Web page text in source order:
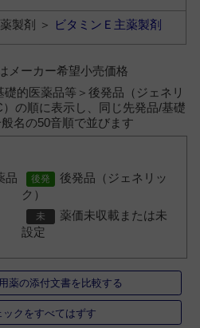
製剤 ＞ ビタミンＥ主薬製剤
メーカー希望小売価格
的医薬品等＞後発品（ジェネリ
の順に表示し、同じ先発品/基礎
名の50音順で並びます
品
後発品（ジェネリッ
ク）
薬価未収載または未
設定
薬の添付文書を比較する
ックをすべてはずす